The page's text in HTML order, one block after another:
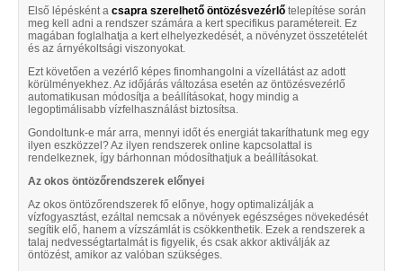
Első lépésként a csapra szerelhető öntözésvezérlő telepítése során
meg kell adni a rendszer számára a kert specifikus paramétereit. Ez
magában foglalhatja a kert elhelyezkedését, a növényzet összetételét
és az árnyékoltsági viszonyokat.
Ezt követően a vezérlő képes finomhangolni a vízellátást az adott
körülményekhez. Az időjárás változása esetén az öntözésvezérlő
automatikusan módosítja a beállításokat, hogy mindig a
legoptimálisabb vízfelhasználást biztosítsa.
Gondoltunk-e már arra, mennyi időt és energiát takaríthatunk meg egy
ilyen eszközzel? Az ilyen rendszerek online kapcsolattal is
rendelkeznek, így bárhonnan módosíthatjuk a beállításokat.
Az okos öntözőrendszerek előnyei
Az okos öntözőrendszerek fő előnye, hogy optimalizálják a
vízfogyasztást, ezáltal nemcsak a növények egészséges növekedését
segítik elő, hanem a vízszámlát is csökkenthetik. Ezek a rendszerek a
talaj nedvességtartalmát is figyelik, és csak akkor aktiválják az
öntözést, amikor az valóban szükséges.